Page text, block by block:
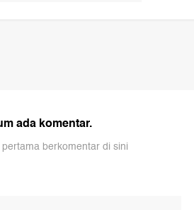
ada komentar.
berkomentar di sini